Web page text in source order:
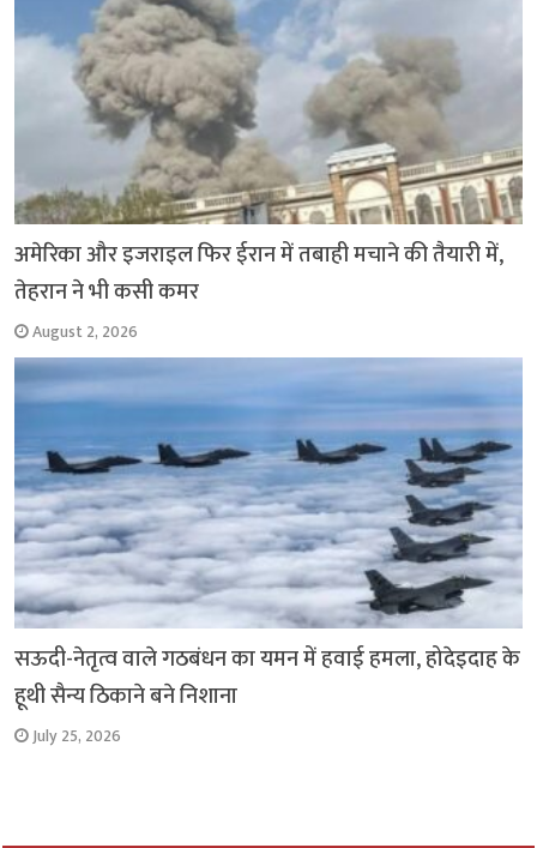
अमेरिका और इजराइल फिर ईरान में तबाही मचाने की तैयारी में,
तेहरान ने भी कसी कमर
August 2, 2026
सऊदी-नेतृत्व वाले गठबंधन का यमन में हवाई हमला, होदेइदाह के
हूथी सैन्य ठिकाने बने निशाना
July 25, 2026